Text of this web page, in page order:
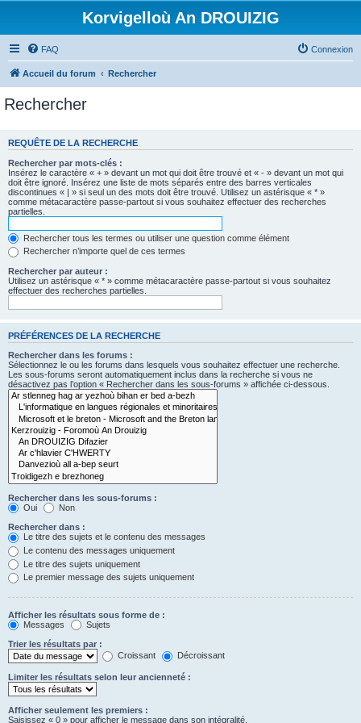
Korvigelloù An DROUIZIG
FAQ Connexion
Accueil du forum Rechercher
Rechercher
REQUÊTE DE LA RECHERCHE
Rechercher par mots-clés :
Insérez le caractère « + » devant un mot qui doit être trouvé et « - » devant un mot qui
doit être ignoré. Insérez une liste de mots séparés entre des barres verticales
discontinues « | » si seul un des mots doit être trouvé. Utilisez un astérisque « * »
comme métacaractère passe-partout si vous souhaitez effectuer des recherches
partielles.
Rechercher tous les termes ou utiliser une question comme élément
Rechercher n’importe quel de ces termes
Rechercher par auteur :
Utilisez un astérisque « * » comme métacaractère passe-partout si vous souhaitez
effectuer des recherches partielles.
PRÉFÉRENCES DE LA RECHERCHE
Rechercher dans les forums :
Sélectionnez le ou les forums dans lesquels vous souhaitez effectuer une recherche.
Les sous-forums seront automatiquement inclus dans la recherche si vous ne
désactivez pas l’option « Rechercher dans les sous-forums » affichée ci-dessous.
Rechercher dans les sous-forums :
Oui
Non
Rechercher dans :
Le titre des sujets et le contenu des messages
Le contenu des messages uniquement
Le titre des sujets uniquement
Le premier message des sujets uniquement
Afficher les résultats sous forme de :
Messages
Sujets
Trier les résultats par :
Croissant
Décroissant
Limiter les résultats selon leur ancienneté :
Afficher seulement les premiers :
Saisissez « 0 » pour afficher le message dans son intégralité.